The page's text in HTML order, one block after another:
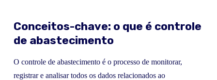
Conceitos-chave: o que é controle
de abastecimento
O controle de abastecimento é o processo de monitorar,
registrar e analisar todos os dados relacionados ao